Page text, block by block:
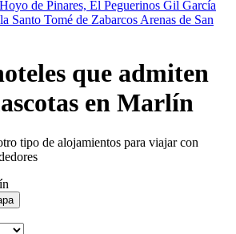
Hoyo de Pinares, El Peguerinos Gil García
Santo Tomé de Zabarcos Arenas de San
que admiten
en Marlín
tipo de alojamientos para viajar con